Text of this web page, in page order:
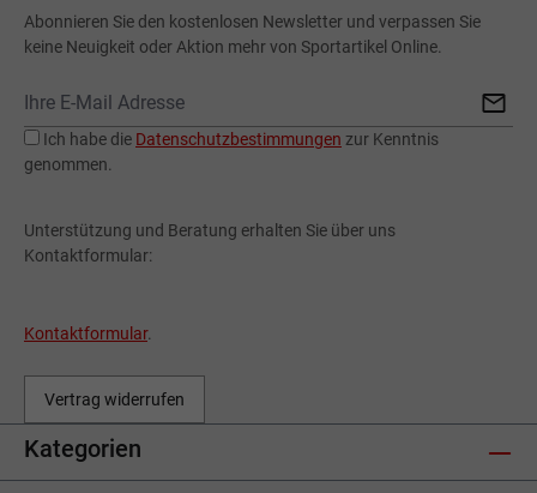
Abonnieren Sie den kostenlosen Newsletter und verpassen Sie
keine Neuigkeit oder Aktion mehr von Sportartikel Online.
Ich habe die Datenschutzbestimmungen zur Kenntnis
genommen.
Unterstützung und Beratung erhalten Sie über uns
Kontaktformular:
Kontaktformular.
Vertrag widerrufen
Kategorien